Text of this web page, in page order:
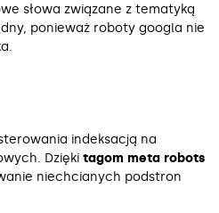
słowa związane z tematyką
ponieważ roboty googla nie
indeksacją na
Dzięki tagom meta robots
niechcianych podstron